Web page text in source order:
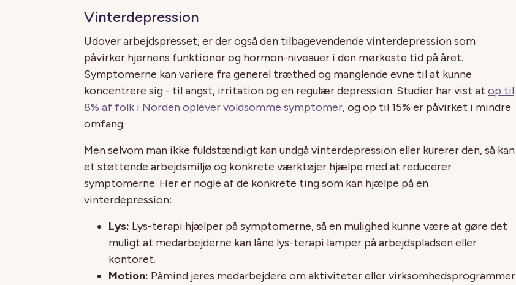
Vinterdepression
Udover arbejdspresset, er der også den tilbagevendende vinterdepression som
påvirker hjernens funktioner og hormon-niveauer i den mørkeste tid på året.
Symptomerne kan variere fra generel træthed og manglende evne til at kunne
koncentrere sig - til angst, irritation og en regulær depression. Studier har vist at op til
8% af folk i Norden oplever voldsomme symptomer, og op til 15% er påvirket i mindre
omfang.
Men selvom man ikke fuldstændigt kan undgå vinterdepression eller kurerer den, så kan
et støttende arbejdsmiljø og konkrete værktøjer hjælpe med at reducerer
symptomerne. Her er nogle af de konkrete ting som kan hjælpe på en
vinterdepression:
Lys: Lys-terapi hjælper på symptomerne, så en mulighed kunne være at gøre det
muligt at medarbejderne kan låne lys-terapi lamper på arbejdspladsen eller
kontoret.
Motion: Påmind jeres medarbejdere om aktiviteter eller virksomhedsprogrammer